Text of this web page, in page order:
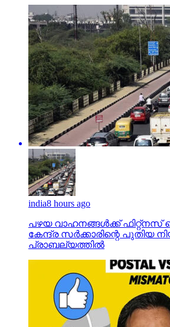
india8 hours ago
പഴയ വാഹനങ്ങള്‍ക്ക് ഫിറ്റ്‌നസ്
കേന്ദ്ര സര്‍ക്കാരിന്റെ പുതിയ
പ്രാബല്യത്തില്‍